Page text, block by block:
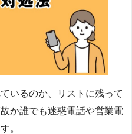
いるのか、リストに残って
か誰でも迷惑電話や営業電
。